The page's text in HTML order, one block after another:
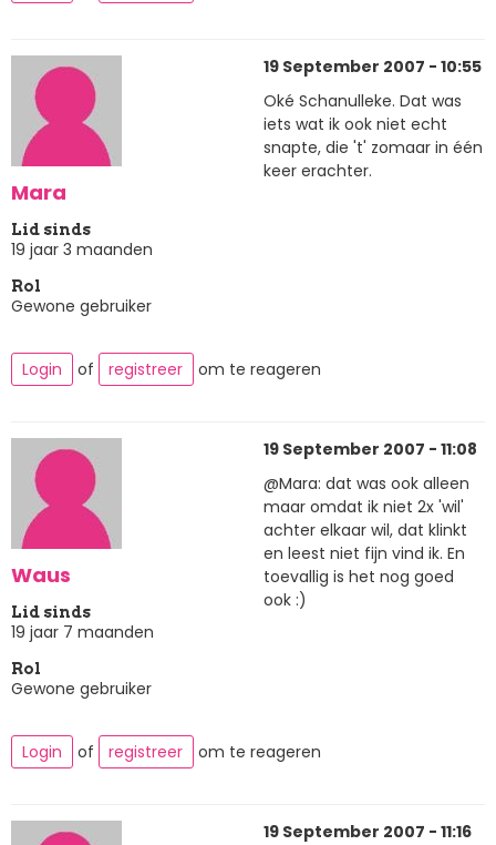
Mara
Lid sinds
19 jaar 3 maanden
Rol
Gewone gebruiker
19 September 2007 - 10:55
Oké Schanulleke. Dat was
iets wat ik ook niet echt
snapte, die 't' zomaar in één
keer erachter.
Login of registreer om te reageren
Waus
Lid sinds
19 jaar 7 maanden
Rol
Gewone gebruiker
19 September 2007 - 11:08
@Mara: dat was ook alleen
maar omdat ik niet 2x 'wil'
achter elkaar wil, dat klinkt
en leest niet fijn vind ik. En
toevallig is het nog goed
ook :)
Login of registreer om te reageren
19 September 2007 - 11:16